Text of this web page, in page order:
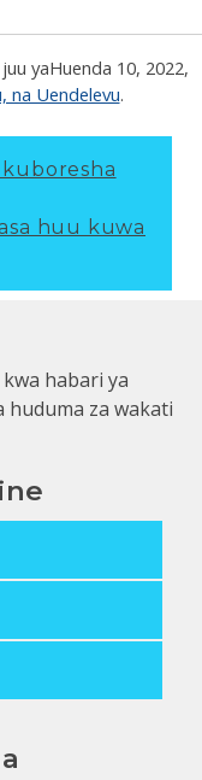
yaHuenda 10, 2022,
na Uendelevu.
huu kuwa
habari ya
huduma za wakati